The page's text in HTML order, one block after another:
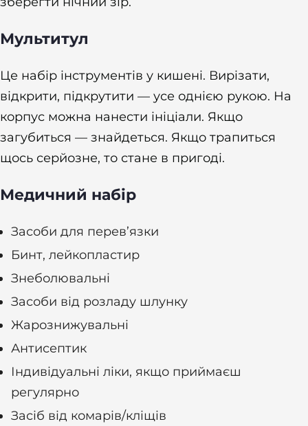
Мультитул
Це набір інструментів у кишені. Вирізати,
відкрити, підкрутити — усе однією рукою. На
корпус можна нанести ініціали. Якщо
загубиться — знайдеться. Якщо трапиться
щось серйозне, то стане в пригоді.
Медичний набір
Засоби для перев’язки
Бинт, лейкопластир
Знеболювальні
Засоби від розладу шлунку
Жарознижувальні
Антисептик
Індивідуальні ліки, якщо приймаєш
регулярно
Засіб від комарів/кліщів